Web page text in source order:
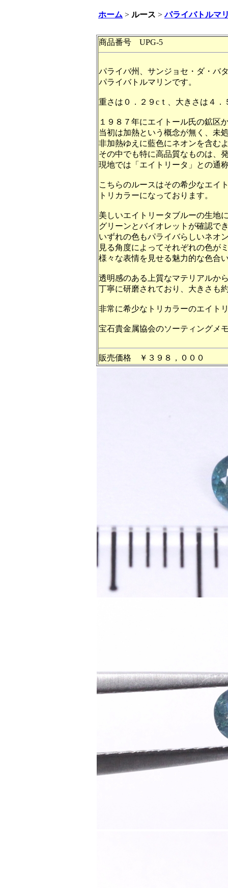
ホーム > ルース > パライバトルマ
商品番号 UPG-5
パライバ州、サンジョセ・ダ・バ
パライバトルマリンです。
重さは０．２９cｔ、大きさは４
１９８７年にエイトール氏の鉱区
当初は加熱という概念が無く、未
非加熱ゆえに藍色にネオンを含む
その中でも特に高品質なものは、
現地では「エイトリータ」との通
こちらのルースはその希少なエイ
トリカラーになっております。
美しいエイトリータブルーの生地
グリーンとバイオレットが確認で
いずれの色もパライバらしいネオ
見る角度によってそれぞれの色が
様々な表情を見せる魅力的な色合
透明感のある上質なマテリアルか
丁寧に研磨されており、大きさも
非常に希少なトリカラーのエイト
宝石貴金属協会のソーティングメ
販売価格 ￥３９８，０００